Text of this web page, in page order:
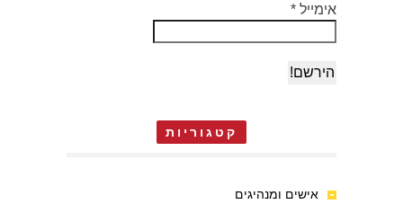
אימייל *
קטגוריות
אישים ומנהיגים